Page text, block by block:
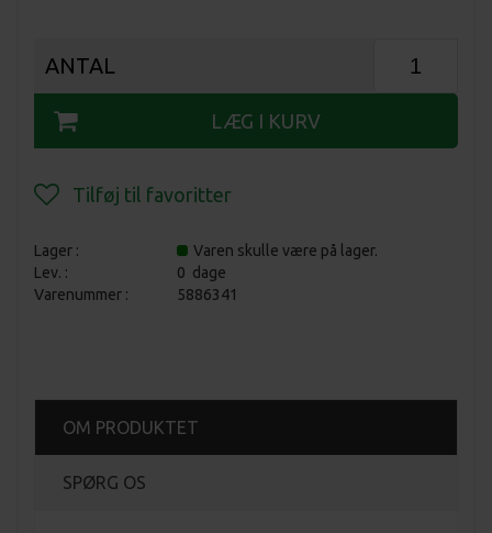
ANTAL
Lager :
Varen skulle være på lager.
Lev. :
0 dage
Varenummer :
5886341
OM PRODUKTET
SPØRG OS